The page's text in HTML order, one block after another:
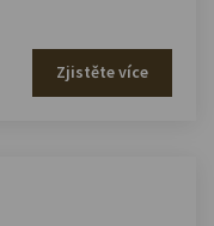
Zjistěte více